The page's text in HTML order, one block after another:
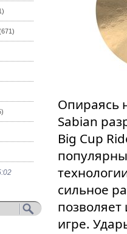
Опираясь
Sabian
Big Cup
сильное
игре.